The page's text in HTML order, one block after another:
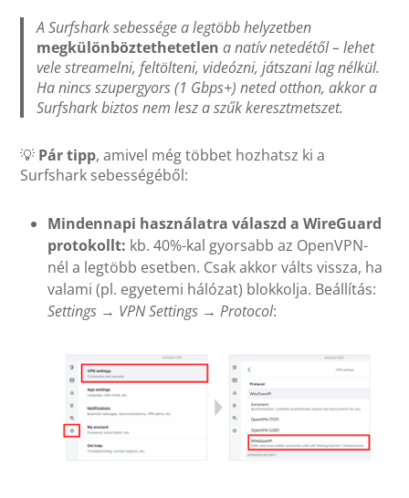
A Surfshark sebessége a legtöbb helyzetben
megkülönböztethetetlen a natív netedétől – lehet
vele streamelni, feltölteni, videózni, játszani lag nélkül.
Ha nincs szupergyors (1 Gbps+) neted otthon, akkor a
Surfshark biztos nem lesz a szűk keresztmetszet.
💡 Pár tipp, amivel még többet hozhatsz ki a
Surfshark sebességéből:
Mindennapi használatra válaszd a WireGuard
protokollt: kb. 40%-kal gyorsabb az OpenVPN-
nél a legtöbb esetben. Csak akkor válts vissza, ha
valami (pl. egyetemi hálózat) blokkolja. Beállítás:
Settings → VPN Settings →Protocol: